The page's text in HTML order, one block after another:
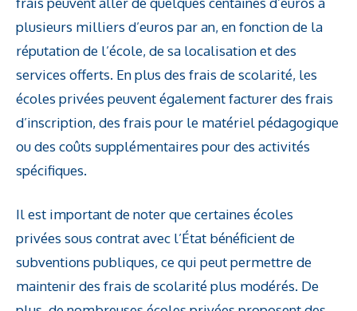
plusieurs milliers d’euros par an, en fonction de la
réputation de l’école, de sa localisation et des
services offerts. En plus des frais de scolarité, les
écoles privées peuvent également facturer des frais
d’inscription, des frais pour le matériel pédagogique
ou des coûts supplémentaires pour des activités
spécifiques.
Il est important de noter que certaines écoles
privées sous contrat avec l’État bénéficient de
subventions publiques, ce qui peut permettre de
maintenir des frais de scolarité plus modérés. De